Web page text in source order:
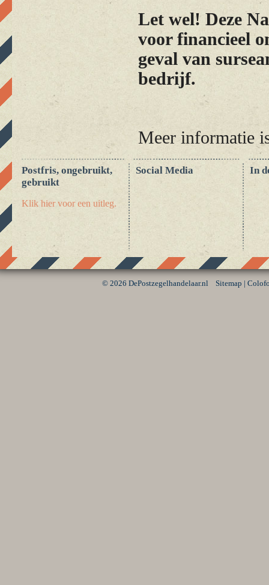
Let wel! Deze
voor financieel
geval van
bedrijf.
Meer informatie
Postfris, ongebruikt,
gebruikt
Klik hier voor een uitleg.
Social Media In
© 2026 DePostzegelhandelaar.nlSitemap |